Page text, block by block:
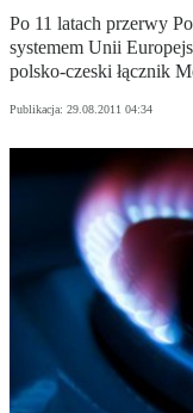
Po 11 latach przerwy
systemem Unii
polsko-czeski łącznik
Publikacja: 29.08.2011 04:34